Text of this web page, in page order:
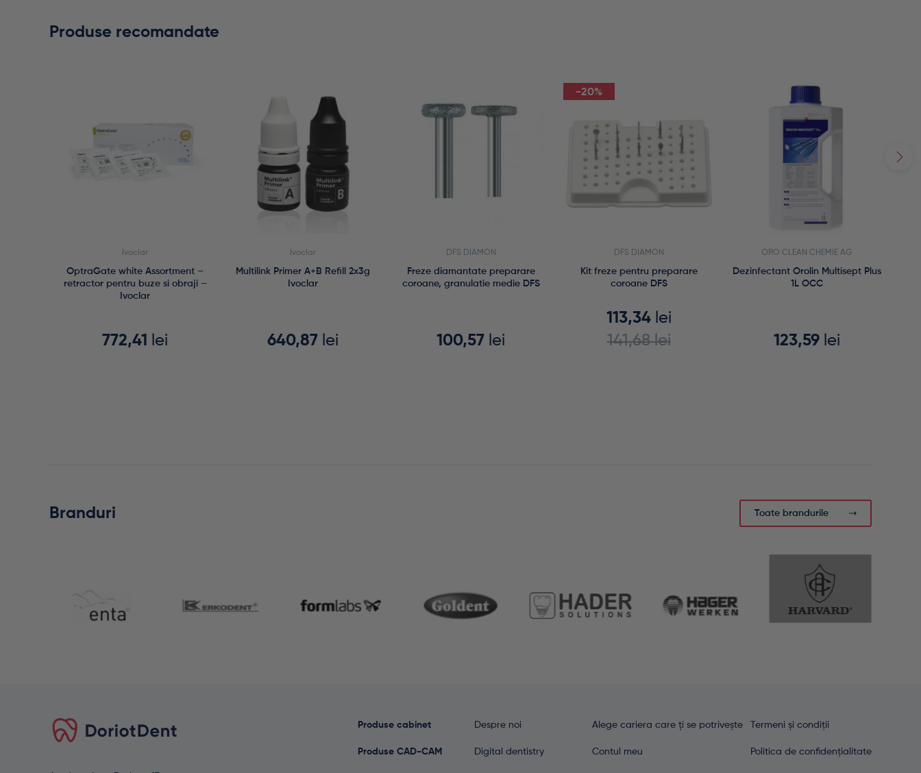
Produse recomandate
Ivoclar
OptraGate white Assortment –
retractor pentru buze si obraji –
Ivoclar
772,41 lei
Ivoclar
Multilink Primer A+B Refill 2x3g
Ivoclar
640,87 lei
DFS DIAMON
Freze diamantate preparare
coroane, granulatie medie DFS
100,57 lei
-20%
DFS DIAMON
Kit freze pentru preparare
coroane DFS
113,34 lei
141,68lei
ORO CLEAN CHEMIE AG
Dezinfectant Orolin Multisept Plus
1L OCC
123,59 lei
Branduri Toate brandurile
Produse cabinet
Produse CAD-CAM
Despre noi
Digital dentistry
Alege cariera care ți se potrivește
Contul meu
Termeni și condiții
Politica de confidențialitate